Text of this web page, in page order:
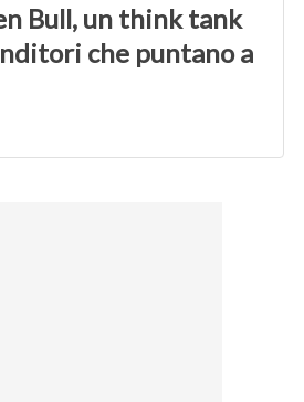
Bull, un think tank
che puntano a